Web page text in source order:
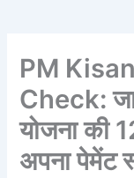
PM
Check:
योजना की
अपना पेमेंट